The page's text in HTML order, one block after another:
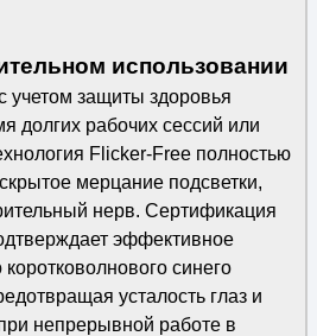
использовании
учетом защиты здоровья
долгих рабочих сессий или
Flicker-Free полностью
мерцание подсветки,
нерв. Сертификация
эффективное
синего
усталость глаз и
непрерывной работе в